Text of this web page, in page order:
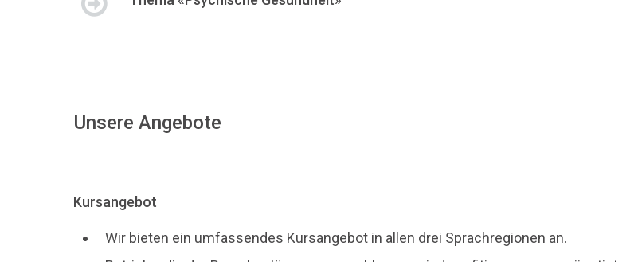
Unsere Angebote
Kursangebot
Wir bieten ein umfassendes Kursangebot in allen drei Sprachregionen an.